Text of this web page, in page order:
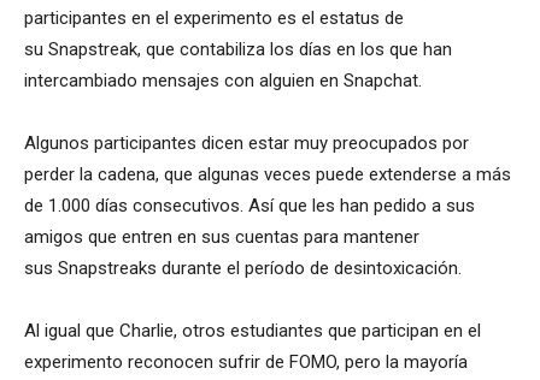
participantes en el experimento es el estatus de
su Snapstreak, que contabiliza los días en los que han
intercambiado mensajes con alguien en Snapchat.
Algunos participantes dicen estar muy preocupados por
perder la cadena, que algunas veces puede extenderse a más
de 1.000 días consecutivos. Así que les han pedido a sus
amigos que entren en sus cuentas para mantener
sus Snapstreaks durante el período de desintoxicación.
Al igual que Charlie, otros estudiantes que participan en el
experimento reconocen sufrir de FOMO, pero la mayoría